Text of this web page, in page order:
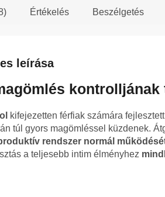
Értékelés Beszélgetés
leírása
kontrolljának
kifejezetten férfiak számára
túl gyors magömléssel küzdenek.
rendszer normál
a teljesebb intim élményhez